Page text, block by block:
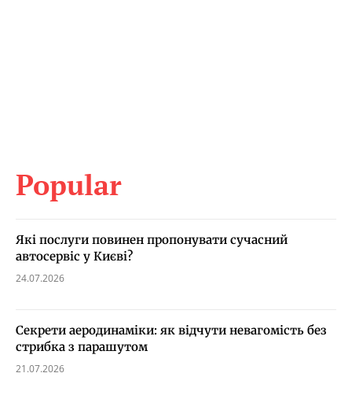
Popular
Які послуги повинен пропонувати сучасний
автосервіс у Києві?
24.07.2026
Секрети аеродинаміки: як відчути невагомість без
стрибка з парашутом
21.07.2026